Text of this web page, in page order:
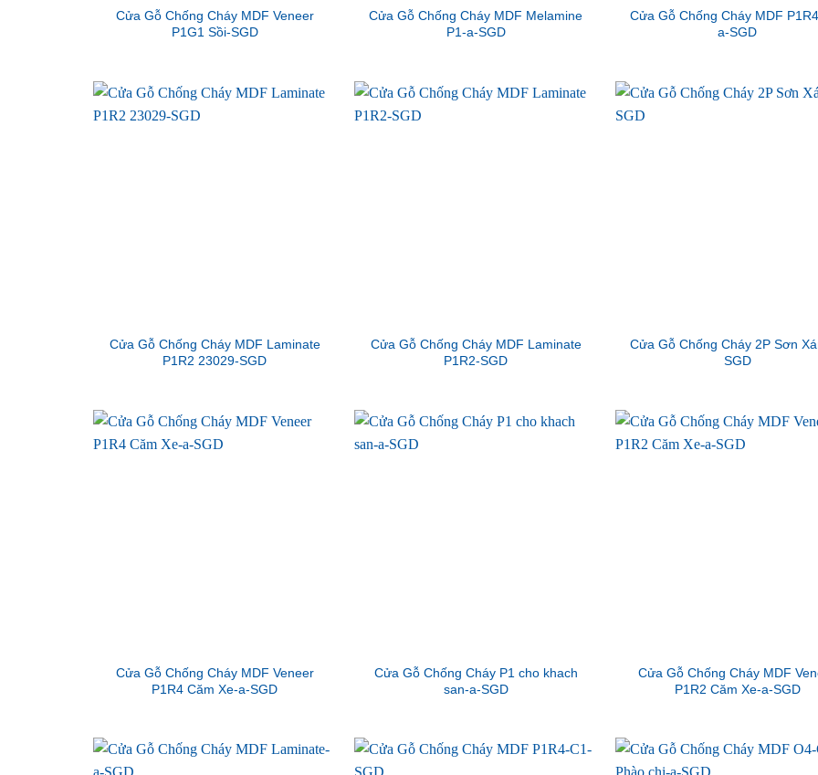
Cửa Gỗ Chống Cháy MDF Veneer
P1G1 Sồi-SGD
Cửa Gỗ Chống Cháy MDF Melamine
P1-a-SGD
Cửa Gỗ Chống Cháy MDF
a-SGD
Cửa Gỗ Chống Cháy MDF Laminate
P1R2 23029-SGD
Cửa Gỗ Chống Cháy MDF Laminate
P1R2-SGD
Cửa Gỗ Chống Cháy 2P Sơn
SGD
Cửa Gỗ Chống Cháy MDF Veneer
P1R4 Căm Xe-a-SGD
Cửa Gỗ Chống Cháy P1 cho khach
san-a-SGD
Cửa Gỗ Chống Cháy MDF
P1R2 Căm Xe-a-SGD